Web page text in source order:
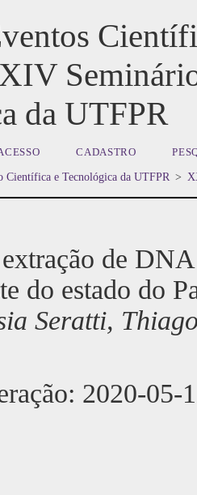
da UTFPR
CADASTRO
Científica e Tecnológica da UTFPR >
de
do estado do
Seratti,
2020-05-